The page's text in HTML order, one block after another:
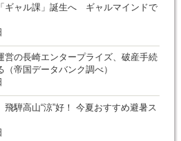
ギャル課」誕生へ ギャルマインドで
営の長崎エンタープライズ、破産手続
（帝国データバンク調べ）
飛騨高山“涼”好！ 今夏おすすめ避暑ス